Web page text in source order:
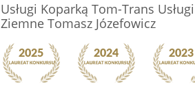
Usługi Koparką Tom-Trans
Ziemne Tomasz Józefowicz